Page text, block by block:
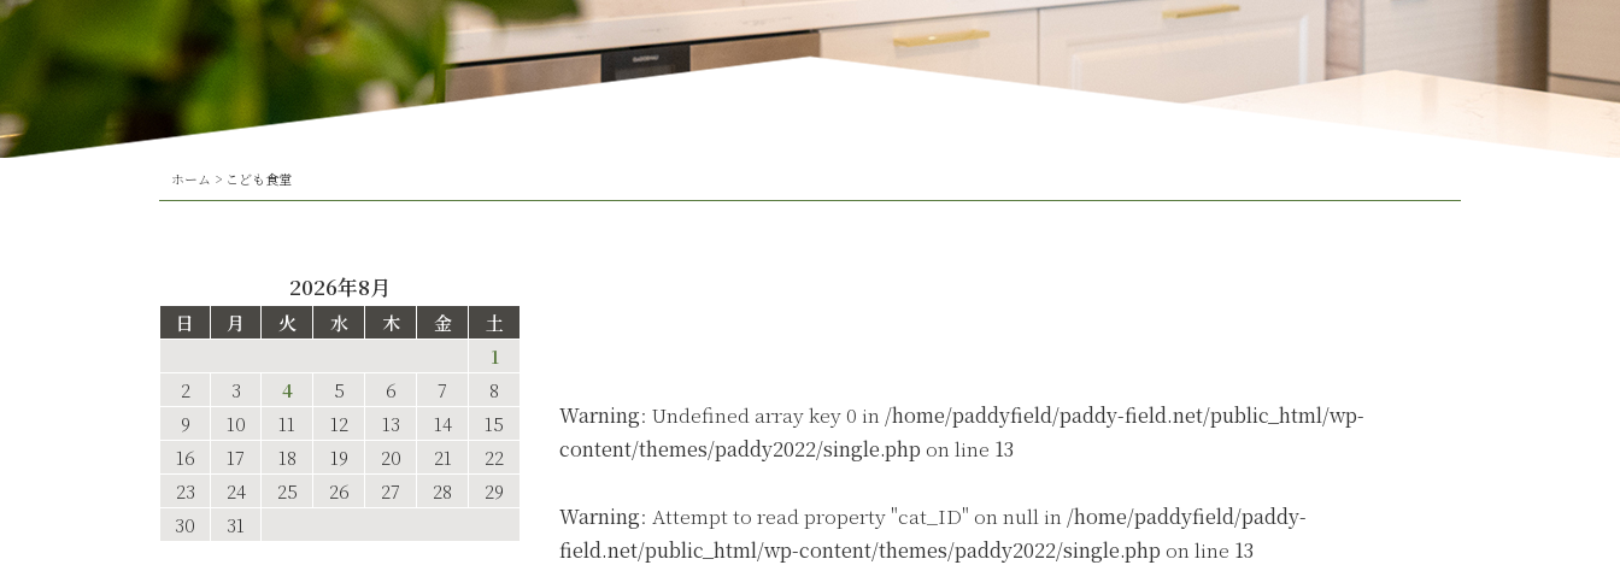
ホーム > こども食堂
Warning: Undefined array key 0 in /home/paddyfield/paddy-field.net/public_html/wp-
content/themes/paddy2022/single.php on line 13
Warning: Attempt to read property "cat_ID" on null in /home/paddyfield/paddy-
field.net/public_html/wp-content/themes/paddy2022/single.php on line 13
2026年8月
日 月 火 水 木 金
土
1
2
3 4 5 6 7
8
9
10 11 12 13 14
15
16
17 18 19 20 21
22
23
24 25 26 27 28
29
30
31